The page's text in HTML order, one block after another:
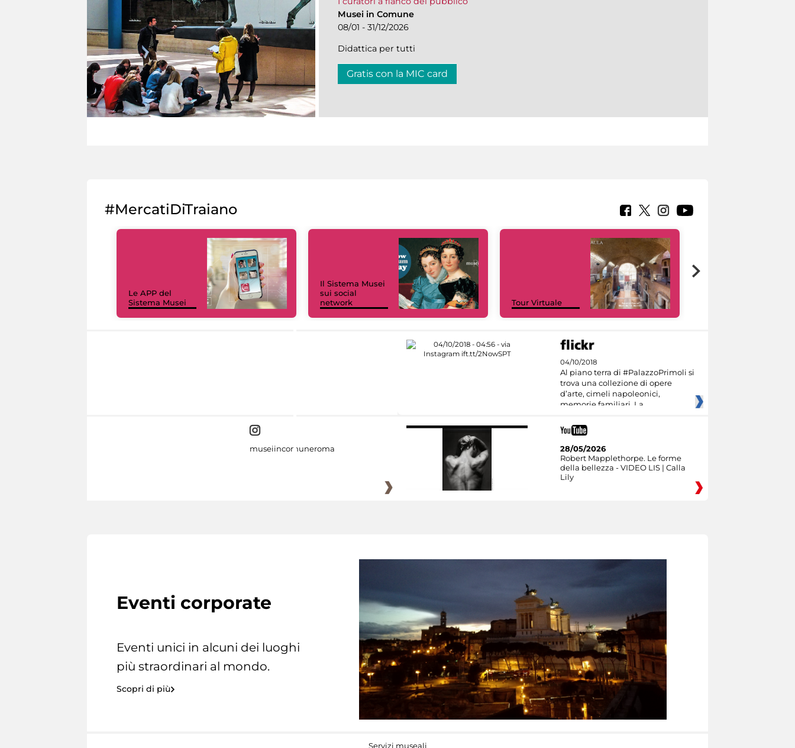
Musei in Comune
08/01 - 31/12/2026
Didattica per tutti
Gratis con la MIC card
#MercatiDiTraiano
Le APP del
Sistema Musei
Il Sistema Musei
sui social
network
Tour Virtuale
04/10/2018
Al piano terra di #PalazzoPrimoli si
trova una collezione di opere
d’arte, cimeli napoleonici,
memorie familiari. La
museiincomuneroma
28/05/2026
Robert Mapplethorpe. Le forme
della bellezza - VIDEO LIS | Calla
Lily
Eventi corporate
Eventi unici in alcuni dei luoghi
più straordinari al mondo.
Scopri di più
Servizi museali